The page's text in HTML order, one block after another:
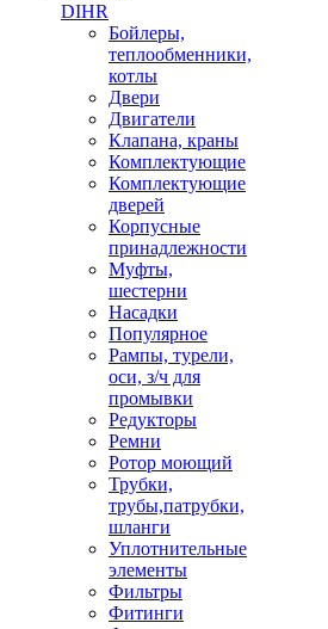
DIHR
Бойлеры,
теплообменники,
котлы
Двери
Двигатели
Клапана, краны
Комплектующие
Комплектующие
дверей
Корпусные
принадлежности
Муфты,
шестерни
Насадки
Популярное
Рампы, турели,
оси, з/ч для
промывки
Редукторы
Ремни
Ротор моющий
Трубки,
трубы,патрубки,
шланги
Уплотнительные
элементы
Фильтры
Фитинги